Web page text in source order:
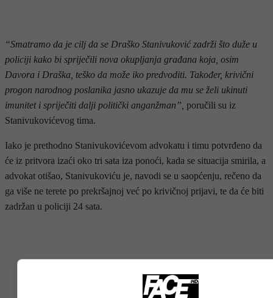
“Smatramo da je cilj da se Draško Stanivuković zadrži što duže u
policiji kako bi spriječili nova okupljanja građana koja, osim
Davora i Draška, teško da može iko predvoditi. Također, krivični
progon narodnog poslanika jasno ukazuje da mu se želi ukinuti
imunitet i spriječiti dalji politički anganžman”, poručili su iz
Stanivukovićevog tima.
Iako je prethodno Stanivukovićevom advokatu i timu potvrđeno da
će iz pritvora izaći oko tri sata iza ponoći, kada se situacija smirila, a
advokat otišao, Stanivukoviću je, navodi se u saopćenju, rečeno da
ga više ne terete po prekršajnoj već po krivičnoj prijavi, te da će biti
zadržan u policiji 24 sata.